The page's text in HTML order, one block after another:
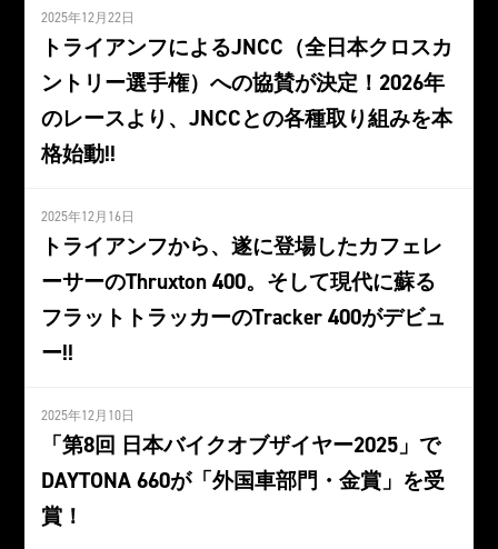
2025年12月22日
トライアンフによるJNCC（全日本クロスカ
ントリー選手権）への協賛が決定！2026年
のレースより、JNCCとの各種取り組みを本
格始動!!
2025年12月16日
トライアンフから、遂に登場したカフェレ
ーサーのThruxton 400。そして現代に蘇る
フラットトラッカーのTracker 400がデビュ
ー!!
2025年12月10日
「第8回 日本バイクオブザイヤー2025」で
DAYTONA 660が「外国車部門・金賞」を受
賞！